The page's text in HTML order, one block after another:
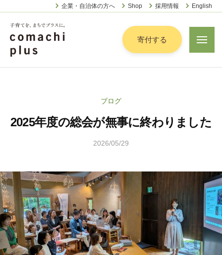
ツ
企業・自治体の方へ Shop 採用情報 English
認
非
動
法
人
こ
ま
ち
子
「
」
プ
ラ
ス
に
。
寄付する
メ
ニ
ー
ブログ
2025年度の総会が無事に終わりました
2026/05/29
松
定
特
定
非
営
人
ら
す
ー